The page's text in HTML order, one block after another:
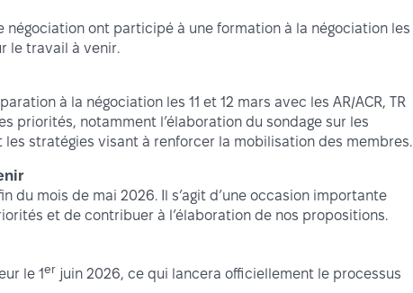
négociation ont participé à une formation à la négociation les
le travail à venir.
à la négociation les 11 et 12 mars avec les AR/ACR, TR
priorités, notamment l’élaboration du sondage sur les
stratégies visant à renforcer la mobilisation des membres.
du mois de mai 2026. Il s’agit d’une occasion importante
et de contribuer à l’élaboration de nos propositions.
le 1er juin 2026, ce qui lancera officiellement le processus